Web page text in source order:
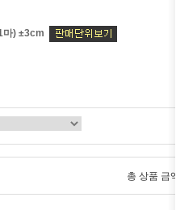
마) ±3cm
총 상품 금액